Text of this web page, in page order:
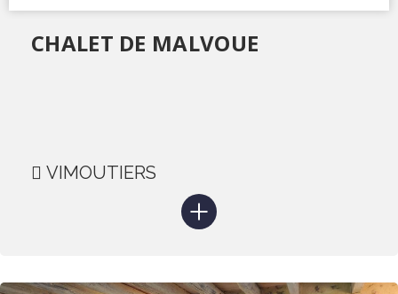
CHALET DE MALVOUE
VIMOUTIERS